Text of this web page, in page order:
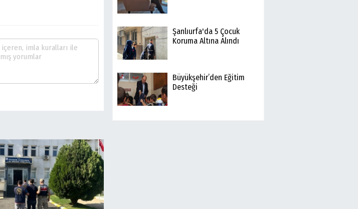
Şanlıurfa'da 5 Çocuk
Koruma Altına Alındı
Büyükşehir’den Eğitim
Desteği